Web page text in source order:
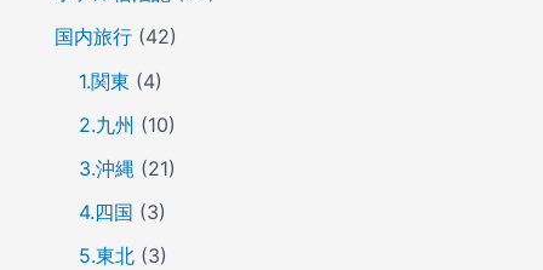
国内旅行(42)
1.関東 (4)
2.九州 (10)
3.沖縄(21)
4.四国 (3)
5.東北(3)